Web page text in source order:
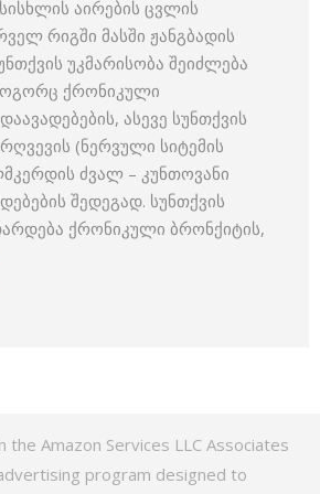
აირების ცვლის
რიგში მასში ჟანგბადის
უკმარისობა შეიძლება
ქრონიკული
ასევე სუნთქვის
(ნერვული სიტემის
ძვალ – კუნთოვანი
შედეგად. სუნთქვის
ქრონიკული ბრონქიტის,
the Amazon Services LLC Associates
program designed to